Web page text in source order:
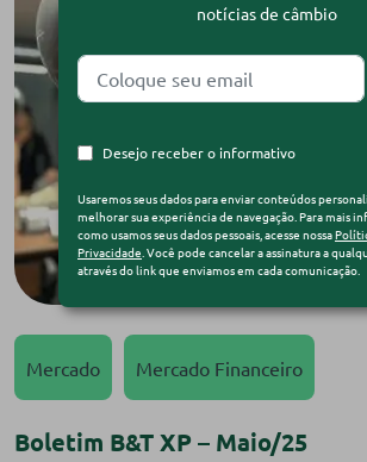
Mercado Mercado Financeiro
Boletim B&T XP – Maio/25
notícias de câmbio
Desejo receber o informativo
Usaremos seus dados para enviar conteúdos
melhorar sua experiência de navegação. Para mais
como usamos seus dados pessoais, acesse nossa
Privacidade . Você pode cancelar a assinatura a
através do link que enviamos em cada comunicação.